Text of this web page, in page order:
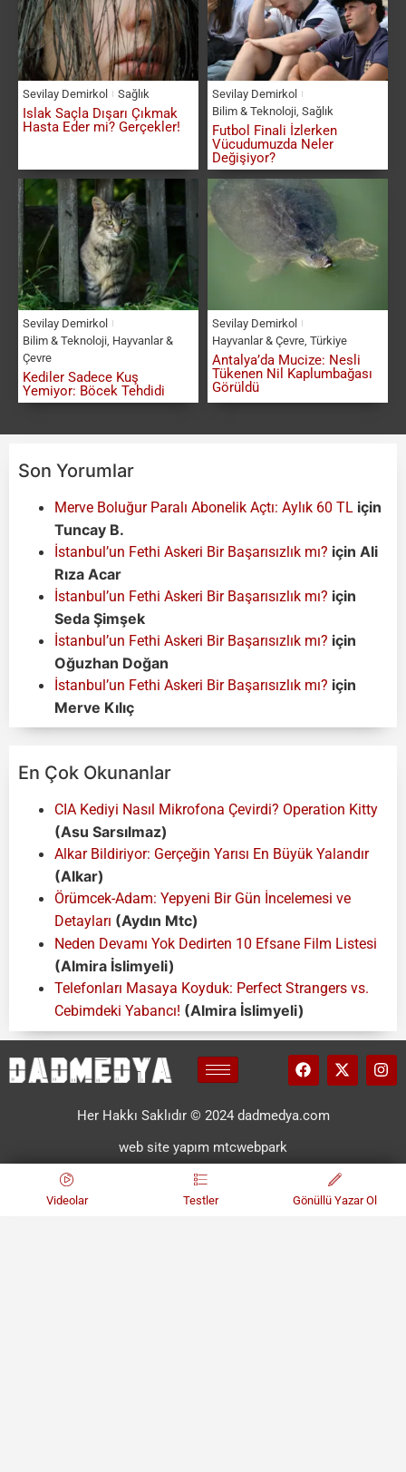
Sevilay Demirkol Sağlık
Islak Saçla Dışarı Çıkmak
Hasta Eder mi? Gerçekler!
Sevilay Demirkol
Bilim & Teknoloji, Sağlık
Futbol Finali İzlerken
Vücudumuzda Neler
Değişiyor?
Sevilay Demirkol
Bilim & Teknoloji, Hayvanlar &
Çevre
Kediler Sadece Kuş
Yemiyor: Böcek Tehdidi
Sevilay Demirkol
Hayvanlar & Çevre, Türkiye
Antalya’da Mucize: Nesli
Tükenen Nil Kaplumbağası
Görüldü
Son Yorumlar
Merve Boluğur Paralı Abonelik Açtı: Aylık 60 TL için
Tuncay B.
İstanbul’un Fethi Askeri Bir Başarısızlık mı? için Ali
Rıza Acar
İstanbul’un Fethi Askeri Bir Başarısızlık mı? için
Seda Şimşek
İstanbul’un Fethi Askeri Bir Başarısızlık mı? için
Oğuzhan Doğan
İstanbul’un Fethi Askeri Bir Başarısızlık mı? için
Merve Kılıç
En Çok Okunanlar
CIA Kediyi Nasıl Mikrofona Çevirdi? Operation Kitty
(Asu Sarsılmaz)
Alkar Bildiriyor: Gerçeğin Yarısı En Büyük Yalandır
(Alkar)
Örümcek-Adam: Yepyeni Bir Gün İncelemesi ve
Detayları (Aydın Mtc)
Neden Devamı Yok Dedirten 10 Efsane Film Listesi
(Almira İslimyeli)
Telefonları Masaya Koyduk: Perfect Strangers vs.
Cebimdeki Yabancı! (Almira İslimyeli)
Her Hakkı Saklıdır © 2024 dadmedya.com
web site yapım mtcwebpark
Videolar Testler Gönüllü Yazar Ol